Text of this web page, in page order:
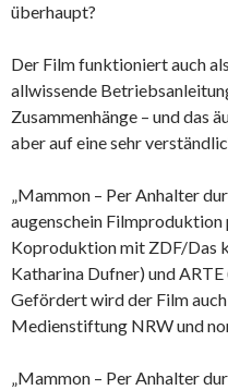
überhaupt?
Der Film funktioniert auch
allwissende
Zusammenhänge – und das
aber auf eine sehr
„Mammon – Per Anhalter
augenschein
Koproduktion mit ZDF/Das
Katharina Dufner) und
Gefördert wird der Film
Medienstiftung NRW und
„Mammon – Per Anhalter